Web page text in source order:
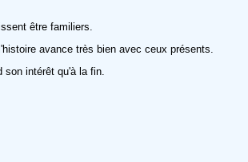
être familiers.
avance très bien avec ceux présents.
intérêt qu'à la fin.